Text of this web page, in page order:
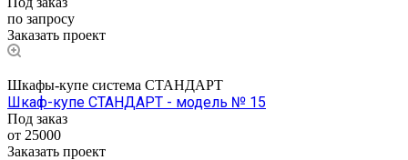
по запросу
Заказать проект
Шкафы-купе система СТАНДАРТ
Шкаф-купе СТАНДАРТ - модель № 15
Под заказ
от 25000
Заказать проект